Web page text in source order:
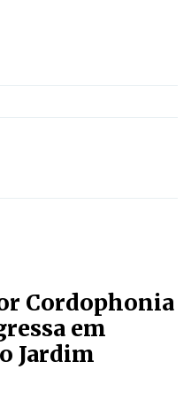
Cordophonia
em
Jardim